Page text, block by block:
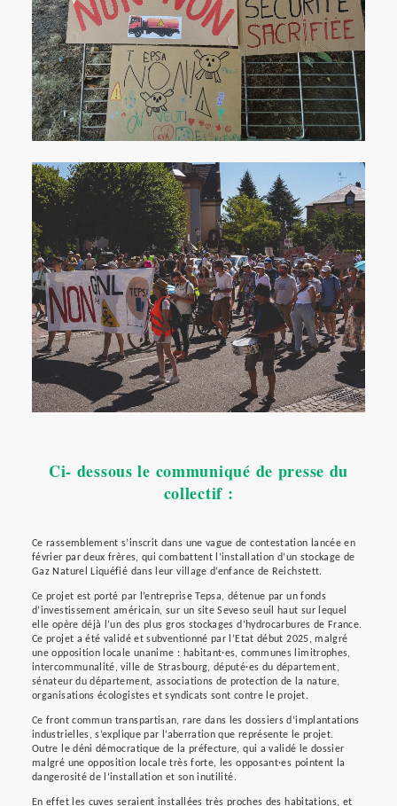
Ci- dessous le communiqué de presse du
collectif :
Ce rassemblement s’inscrit dans une vague de contestation lancée en
février par deux frères, qui combattent l’installation d’un stockage de
Gaz Naturel Liquéfié dans leur village d’enfance de Reichstett.
Ce projet est porté par l’entreprise Tepsa, détenue par un fonds
d’investissement américain, sur un site Seveso seuil haut sur lequel
elle opère déjà l’un des plus gros stockages d’hydrocarbures de France.
Ce projet a été validé et subventionné par l’Etat début 2025, malgré
une opposition locale unanime : habitant·es, communes limitrophes,
intercommunalité, ville de Strasbourg, député·es du département,
sénateur du département, associations de protection de la nature,
organisations écologistes et syndicats sont contre le projet.
Ce front commun transpartisan, rare dans les dossiers d’implantations
industrielles, s’explique par l’aberration que représente le projet.
Outre le déni démocratique de la préfecture, qui a validé le dossier
malgré une opposition locale très forte, les opposant·es pointent la
dangerosité de l’installation et son inutilité.
En effet les cuves seraient installées très proches des habitations, et